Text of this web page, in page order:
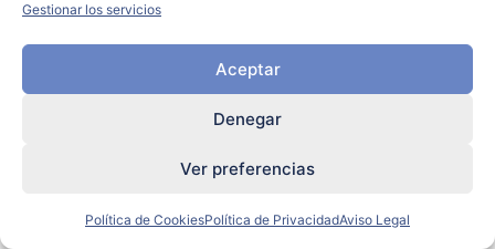
Gestionar los servicios
Aceptar
Denegar
Ver preferencias
Política de CookiesPolítica de PrivacidadAviso Legal